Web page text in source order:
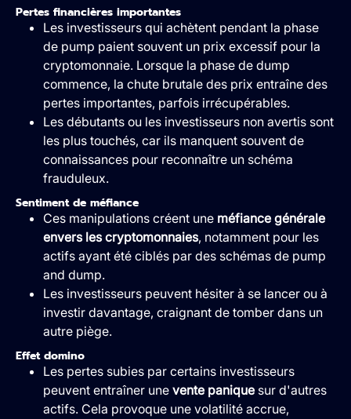
Pertes financières importantes
Les investisseurs qui achètent pendant la phase
de pump paient souvent un prix excessif pour la
cryptomonnaie. Lorsque la phase de dump
commence, la chute brutale des prix entraîne des
pertes importantes, parfois irrécupérables.
Les débutants ou les investisseurs non avertis sont
les plus touchés, car ils manquent souvent de
connaissances pour reconnaître un schéma
frauduleux.
Sentiment de méfiance
Ces manipulations créent une méfiance générale
envers les cryptomonnaies, notamment pour les
actifs ayant été ciblés par des schémas de pump
and dump.
Les investisseurs peuvent hésiter à se lancer ou à
investir davantage, craignant de tomber dans un
autre piège.
Effet domino
Les pertes subies par certains investisseurs
peuvent entraîner une vente panique sur d'autres
actifs. Cela provoque une volatilité accrue,